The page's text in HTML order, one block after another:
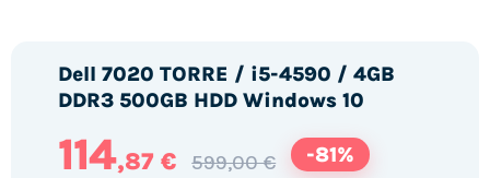
Dell 7020 TORRE / i5-4590 / 4GB
DDR3 500GB HDD Windows 10
114,87 € 599,00 € -81%